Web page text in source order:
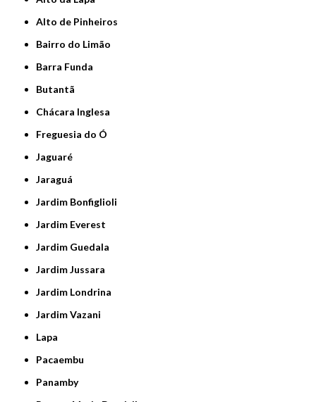
Alto de Pinheiros
Bairro do Limão
Barra Funda
Butantã
Chácara Inglesa
Freguesia do Ó
Jaguaré
Jaraguá
Jardim Bonfiglioli
Jardim Everest
Jardim Guedala
Jardim Jussara
Jardim Londrina
Jardim Vazani
Lapa
Pacaembu
Panamby